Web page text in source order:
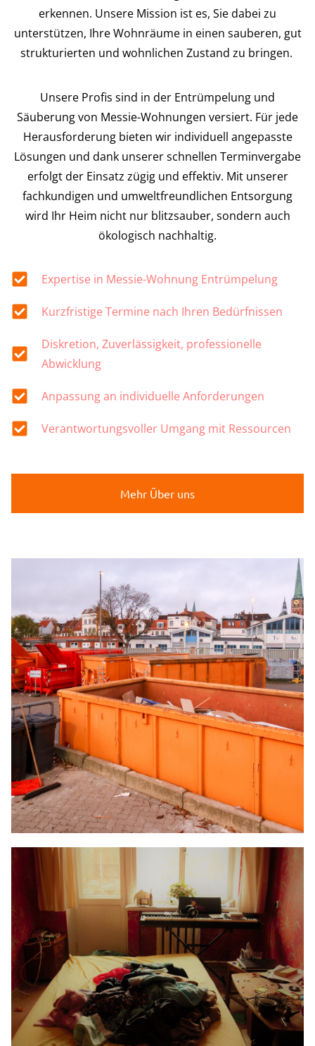
erkennen. Unsere Mission ist es, Sie dabei zu
unterstützen, Ihre Wohnräume in einen sauberen, gut
strukturierten und wohnlichen Zustand zu bringen.
Unsere Profis sind in der Entrümpelung und
Säuberung von Messie-Wohnungen versiert. Für jede
Herausforderung bieten wir individuell angepasste
Lösungen und dank unserer schnellen Terminvergabe
erfolgt der Einsatz zügig und effektiv. Mit unserer
fachkundigen und umweltfreundlichen Entsorgung
wird Ihr Heim nicht nur blitzsauber, sondern auch
ökologisch nachhaltig.
Expertise in Messie-Wohnung Entrümpelung
Kurzfristige Termine nach Ihren Bedürfnissen
Diskretion, Zuverlässigkeit, professionelle
Abwicklung
Anpassung an individuelle Anforderungen
Verantwortungsvoller Umgang mit Ressourcen
Mehr Über uns